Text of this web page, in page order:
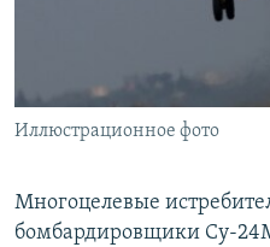
ПОБЕДИТЕЛЕЙ НЕ СУДЯТ?
УКРАИНСКАЯ ПРОБЛЕМА КРЫМА
Иллюстрационное фото
Многоцелевые
бомбардировщики Су-